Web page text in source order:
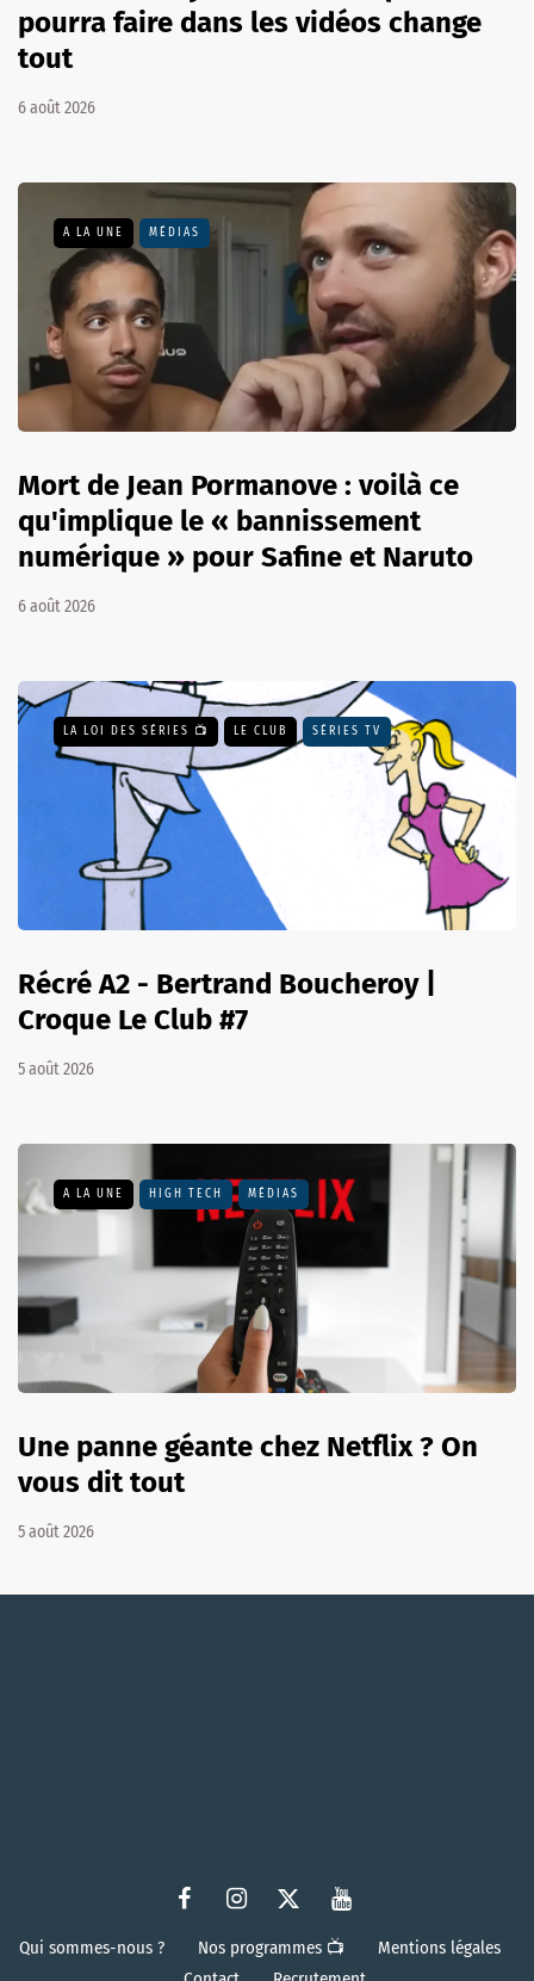
pourra faire dans les vidéos change
tout
6 août 2026
A LA UNE MÉDIAS
Mort de Jean Pormanove : voilà ce
qu'implique le « bannissement
numérique » pour Safine et Naruto
6 août 2026
LA LOI DES SÉRIES 📺 LE CLUB SÉRIES TV
Récré A2 - Bertrand Boucheroy |
Croque Le Club #7
5 août 2026
A LA UNE HIGH TECH MÉDIAS
Une panne géante chez Netflix ? On
vous dit tout
5 août 2026
Qui sommes-nous ? Nos programmes 📺
Mentions légales